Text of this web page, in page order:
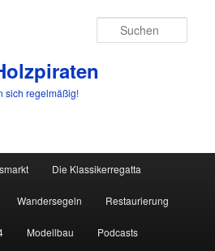
sich regelmäßig!
Die Klassikerregatta
Wandersegeln Restaurierung
Modellbau Podcasts